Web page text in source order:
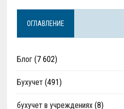
ОГЛАВЛЕНИЕ
Блог(7 602)
Бухучет(491)
бухучет в учреждениях(8)